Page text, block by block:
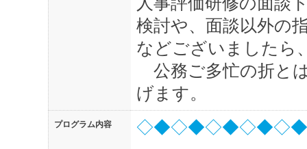
検討や、面談以外の
などございました
公務ご多忙の折と
げます。
プログラム内容